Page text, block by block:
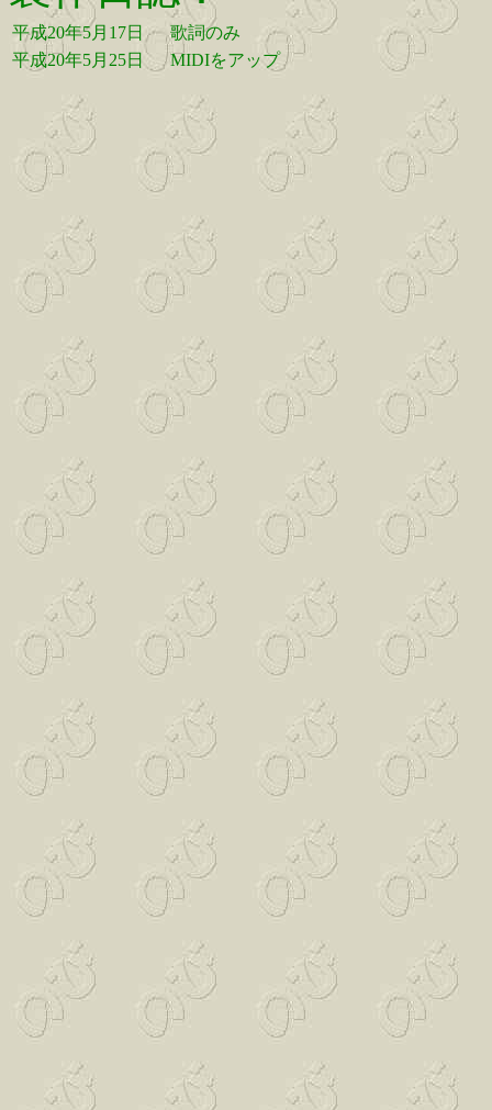
平成20年5月17日
歌詞のみ
平成20年5月25日
MIDIをアップ